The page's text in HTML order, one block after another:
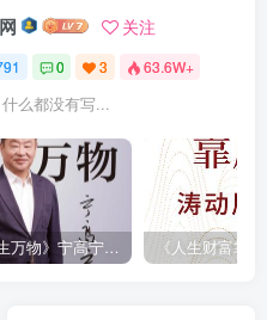
关注
0 3 63.6W+
么都没有写...
《三生万物》宁高宁（epub+mobi+azw3+pdf）